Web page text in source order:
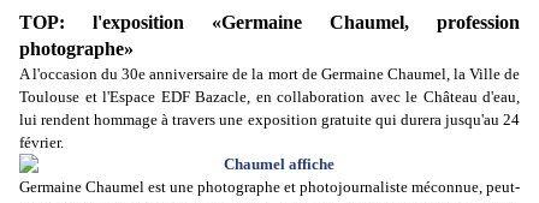
TOP: l'exposition «Germaine Chaumel, profession
photographe»
A l'occasion du 30e anniversaire de la mort de Germaine Chaumel, la Ville de
Toulouse et l'Espace EDF Bazacle, en collaboration avec le Château d'eau,
lui rendent hommage à travers une exposition gratuite qui durera jusqu'au 24
février.
Germaine Chaumel est une photographe et photojournaliste méconnue, peut-